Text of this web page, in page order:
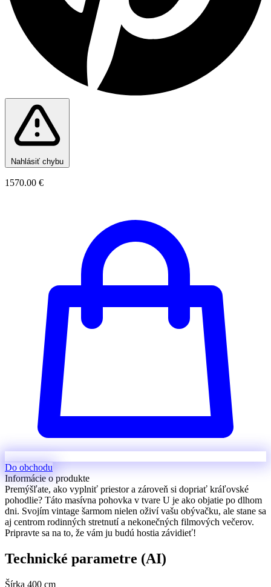
Nahlásiť chybu
1570.00 €
Do obchodu
Informácie o produkte
Premýšľate, ako vyplniť priestor a zároveň si dopriať kráľovské
pohodlie? Táto masívna pohovka v tvare U je ako objatie po dlhom
dni. Svojím vintage šarmom nielen oživí vašu obývačku, ale stane sa
aj centrom rodinných stretnutí a nekonečných filmových večerov.
Pripravte sa na to, že vám ju budú hostia závidieť!
Technické parametre (AI)
Šírka 400 cm